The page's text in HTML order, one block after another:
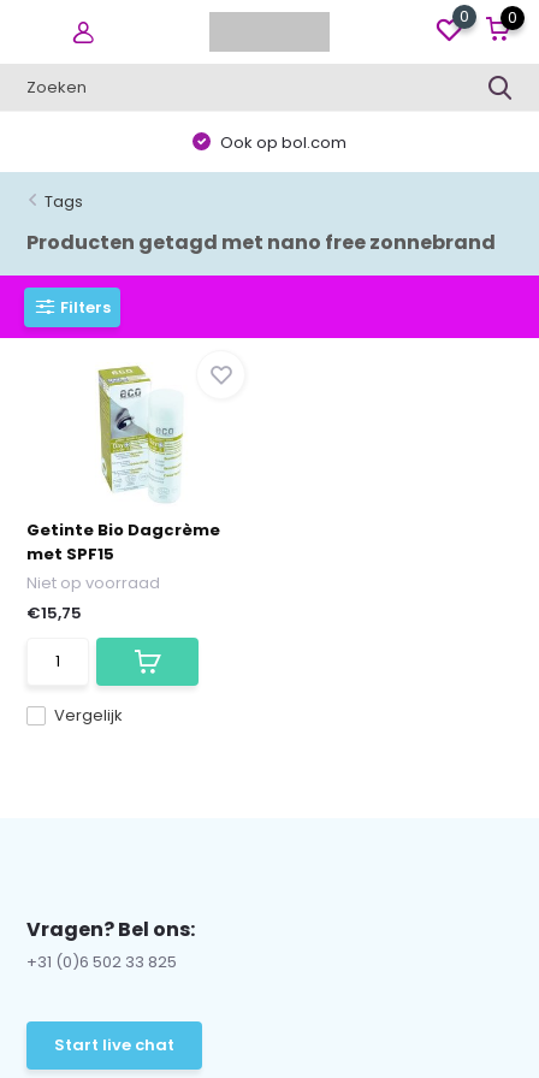
0 0
Ook op bol.com
Tags
Producten getagd met nano free zonnebrand
Filters
Getinte Bio Dagcrème
met SPF15
Vergelijk
Niet op voorraad
€15,75
Vragen? Bel ons:
+31 (0)6 502 33 825
Start live chat